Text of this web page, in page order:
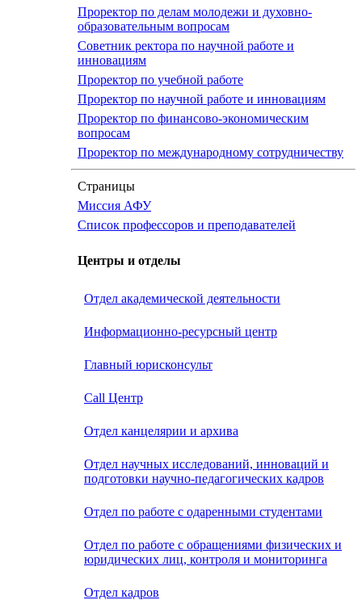
Проректор по делам молодежи и духовно-
образовательным вопросам
Советник ректора по научной работе и
инновациям
Проректор по учебной работе
Проректор по научной работе и инновациям
Проректор по финансово-экономическим
вопросам
Проректор по международному сотрудничеству
Страницы
Миссия АФУ
Список профессоров и преподавателей
Центры и отделы
Отдел академической деятельности
Информационно-ресурсный центр
Главный юрисконсульт
Call Центр
Oтдел канцелярии и архива
Отдел научных исследований, инноваций и
подготовки научно-педагогических кадров
Отдел по работе с одаренными студентами
Отдел по работе с обращениями физических и
юридических лиц, контроля и мониторинга
Отдел кадров